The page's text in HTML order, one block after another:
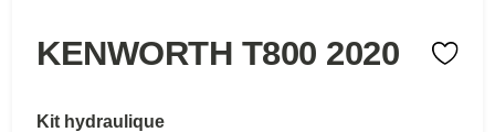
KENWORTH T800 2020
Kit hydraulique